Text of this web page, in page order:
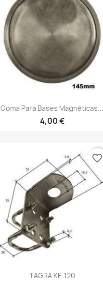
Vista rápida
Goma Para Bases Magnéticas...
4,00 €
Vista rápida
TAGRA KF-120
favorite_border